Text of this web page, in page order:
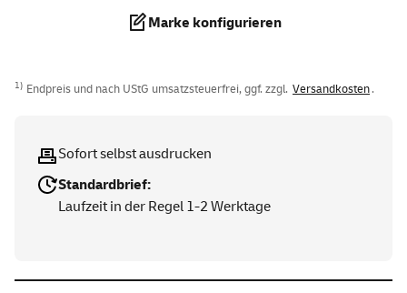
Marke konfigurieren
1) Endpreis und nach UStG umsatzsteuerfrei, ggf. zzgl. Versandkosten.
Sofort selbst ausdrucken
Standardbrief:
Laufzeit in der Regel 1-2 Werktage